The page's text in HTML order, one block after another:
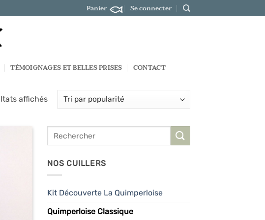
Panier Se connecter
TÉMOIGNAGES ET BELLES PRISES CONTACT
affichésTrié
par
NOS CUILLERS
Kit Découverte La Quimperloise
Quimperloise Classique